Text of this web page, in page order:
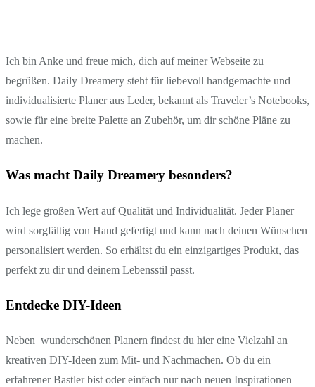
Ich bin Anke und freue mich, dich auf meiner Webseite zu
begrüßen. Daily Dreamery steht für liebevoll handgemachte und
individualisierte Planer aus Leder, bekannt als Traveler’s Notebooks,
sowie für eine breite Palette an Zubehör, um dir schöne Pläne zu
machen.
Was macht Daily Dreamery besonders?
Ich lege großen Wert auf Qualität und Individualität. Jeder Planer
wird sorgfältig von Hand gefertigt und kann nach deinen Wünschen
personalisiert werden. So erhältst du ein einzigartiges Produkt, das
perfekt zu dir und deinem Lebensstil passt.
Entdecke DIY-Ideen
Neben wunderschönen Planern findest du hier eine Vielzahl an
kreativen DIY-Ideen zum Mit- und Nachmachen. Ob du ein
erfahrener Bastler bist oder einfach nur nach neuen Inspirationen